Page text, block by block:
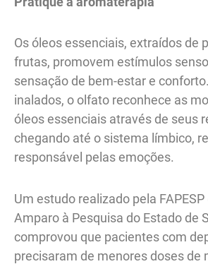
Os óleos essenciais, extraídos de
frutas, promovem estímulos
sensação de bem-estar e
inalados, o olfato reconhece as
óleos essenciais através de seus
chegando até o sistema límbico,
responsável pelas emoções.
Um estudo realizado pela
Amparo à Pesquisa do Estado de
comprovou que pacientes com
precisaram de menores doses de